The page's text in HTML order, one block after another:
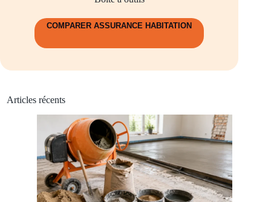
COMPARER ASSURANCE HABITATION
Articles récents